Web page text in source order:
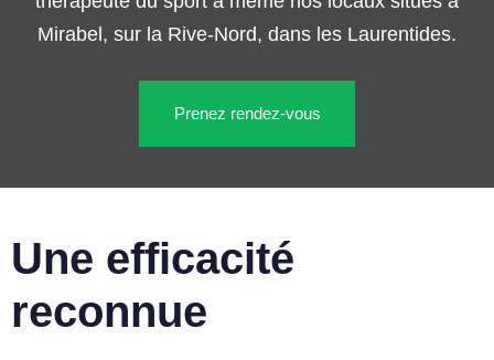
Mirabel, sur la Rive-Nord, dans les Laurentides.
Prenez rendez-vous
Une efficacité
reconnue